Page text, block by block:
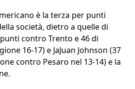
è la terza per punti
società, dietro a quelle di
contro Trento e 46 di
16-17) e JaJuan Johnson (37
contro Pesaro nel 13-14) e la